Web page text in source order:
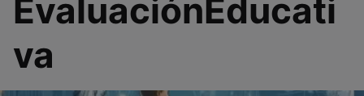
EvaluaciónEducati
va